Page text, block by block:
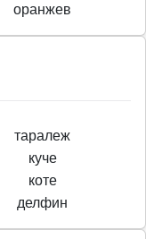
оранжев
таралеж
куче
коте
делфин